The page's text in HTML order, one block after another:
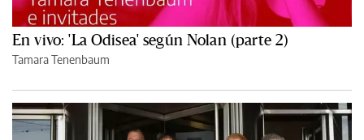
En vivo: 'La Odisea' según Nolan (parte 2)
Tamara Tenenbaum